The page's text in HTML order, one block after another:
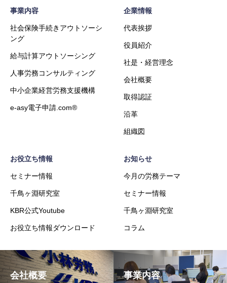
事業内容
社会保険手続きアウトソーシ
ング
給与計算アウトソーシング
人事労務コンサルティング
中小企業経営労務支援機構
e-asy電子申請.com®
企業情報
代表挨拶
役員紹介
社是・経営理念
会社概要
取得認証
沿革
組織図
お役立ち情報
セミナー情報
千鳥ヶ淵研究室
KBR公式Youtube
お役立ち情報ダウンロード
お知らせ
今月の労務テーマ
セミナー情報
千鳥ヶ淵研究室
コラム
会社概要 事業内容